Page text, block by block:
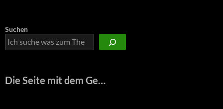
Suchen
Die Seite mit dem Ge…